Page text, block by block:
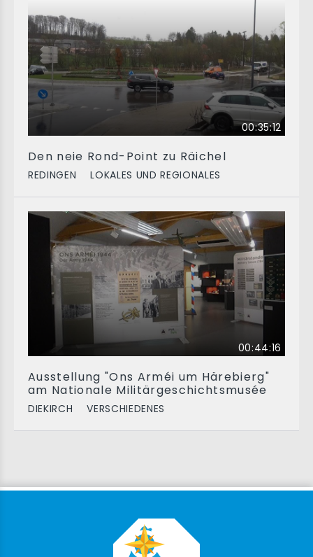
00:35:12
Den neie Rond-Point zu Räichel
REDINGEN LOKALES UND REGIONALES
00:44:16
Ausstellung "Ons Arméi um Härebierg"
am Nationale Militärgeschichtsmusée
DIEKIRCH VERSCHIEDENES